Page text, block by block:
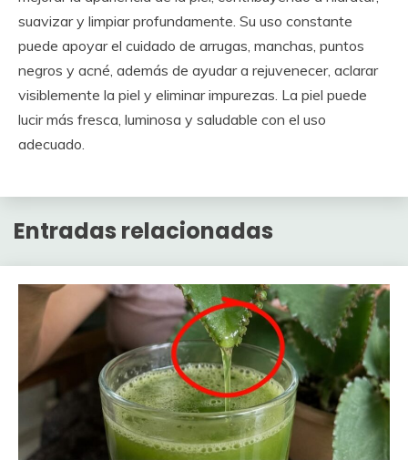
suavizar y limpiar profundamente. Su uso constante
puede apoyar el cuidado de arrugas, manchas, puntos
negros y acné, además de ayudar a rejuvenecer, aclarar
visiblemente la piel y eliminar impurezas. La piel puede
lucir más fresca, luminosa y saludable con el uso
adecuado.
Entradas relacionadas